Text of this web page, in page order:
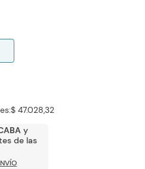
$ 47.028,32
y
de las